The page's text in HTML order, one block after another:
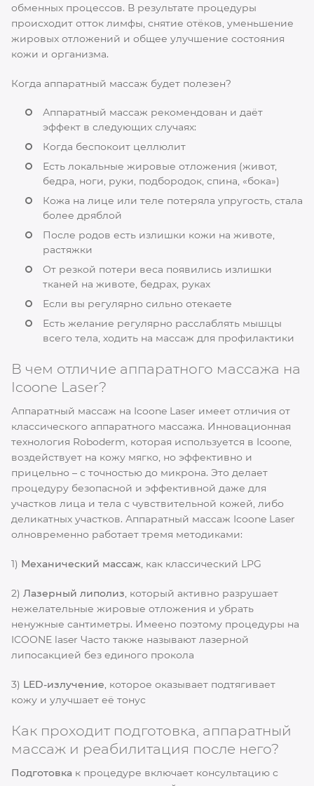
обменных процессов. В результате процедуры
происходит отток лимфы, снятие отёков, уменьшение
жировых отложений и общее улучшение состояния
кожи и организма.
Когда аппаратный массаж будет полезен?
Аппаратный массаж рекомендован и даёт
эффект в следующих случаях:
Когда беспокоит целлюлит
Есть локальные жировые отложения (живот,
бедра, ноги, руки, подбородок, спина, «бока»)
Кожа на лице или теле потеряла упругость, стала
более дряблой
После родов есть излишки кожи на животе,
растяжки
От резкой потери веса появились излишки
тканей на животе, бедрах, руках
Если вы регулярно сильно отекаете
Есть желание регулярно расслаблять мышцы
всего тела, ходить на массаж для профилактики
В чем отличие аппаратного массажа на
Icoone Laser?
Аппаратный массаж на Icoone Laser имеет отличия от
классического аппаратного массажа. Инновационная
технология Roboderm, которая используется в Icoone,
воздействует на кожу мягко, но эффективно и
прицельно – с точностью до микрона. Это делает
процедуру безопасной и эффективной даже для
участков лица и тела с чувствительной кожей, либо
деликатных участков. Аппаратный массаж Icoone Laser
олновременно работает тремя методиками:
1) Механический массаж, как классический LPG
2) Лазерный липолиз, который активно разрушает
нежелательные жировые отложения и убрать
ненужные сантиметры. Имеено поэтому процедуры на
ICOONE laser Часто также называют лазерной
липосакцией без единого прокола
3) LED-излучение, которое оказывает подтягивает
кожу и улучшает её тонус
Как проходит подготовка, аппаратный
массаж и реабилитация после него?
Подготовка к процедуре включает консультацию с